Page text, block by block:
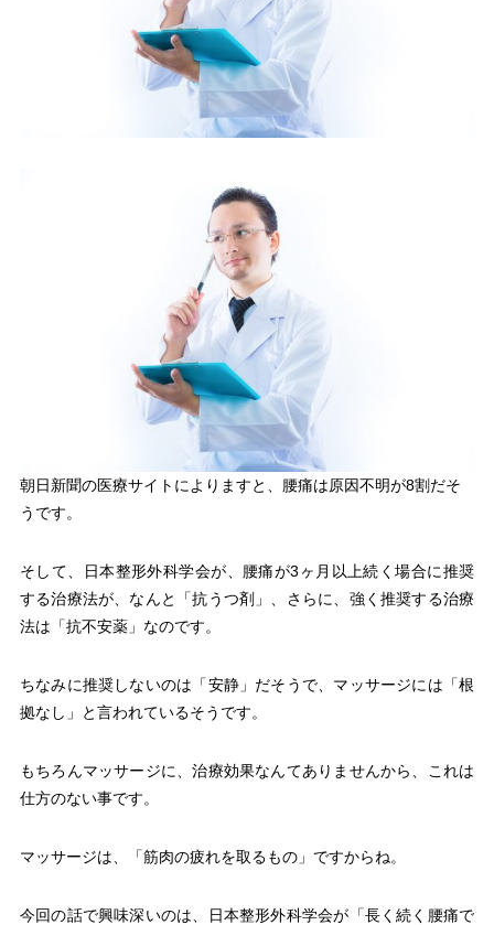
朝日新聞の医療サイトによりますと、腰痛は原因不明が8割だそ
うです。
そして、日本整形外科学会が、腰痛が3ヶ月以上続く場合に推奨
する治療法が、なんと「抗うつ剤」、さらに、強く推奨する治療
法は「抗不安薬」なのです。
ちなみに推奨しないのは「安静」だそうで、マッサージには「根
拠なし」と言われているそうです。
もちろんマッサージに、治療効果なんてありませんから、これは
仕方のない事です。
マッサージは、「筋肉の疲れを取るもの」ですからね。
今回の話で興味深いのは、日本整形外科学会が「長く続く腰痛で